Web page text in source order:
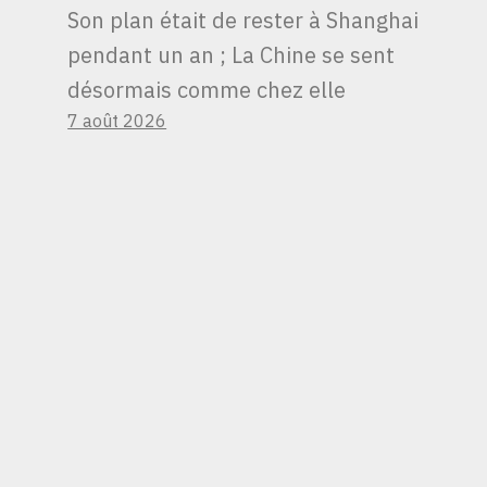
Son plan était de rester à Shanghai
pendant un an ; La Chine se sent
désormais comme chez elle
7 août 2026